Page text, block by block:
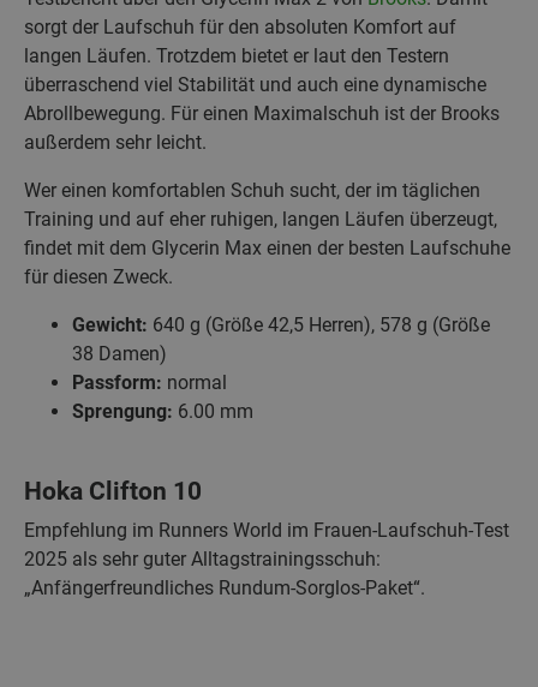
sorgt der Laufschuh für den absoluten Komfort auf
langen Läufen. Trotzdem bietet er laut den Testern
überraschend viel Stabilität und auch eine dynamische
Abrollbewegung. Für einen Maximalschuh ist der Brooks
außerdem sehr leicht.
Wer einen komfortablen Schuh sucht, der im täglichen
Training und auf eher ruhigen, langen Läufen überzeugt,
findet mit dem Glycerin Max einen der besten Laufschuhe
für diesen Zweck.
Gewicht: 640 g (Größe 42,5 Herren), 578 g (Größe
38 Damen)
Passform: normal
Sprengung: 6.00 mm
Hoka Clifton 10
Empfehlung im Runners World im Frauen-Laufschuh-Test
2025 als sehr guter Alltagstrainingsschuh:
„Anfängerfreundliches Rundum-Sorglos-Paket“.